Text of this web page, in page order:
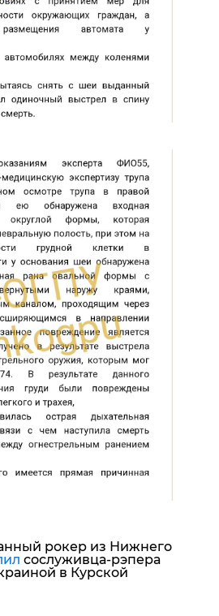
рокер из Нижнего
сослуживца-рэпера
в Курской